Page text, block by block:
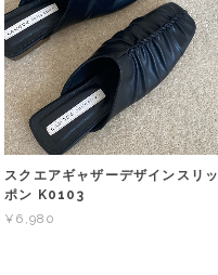
スクエアギャザーデザインスリッ
ポン K0103
¥6,980